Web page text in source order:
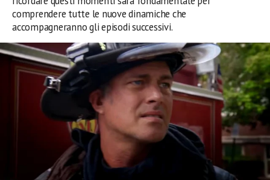
comprendere tutte le nuove dinamiche che
accompagneranno gli episodi successivi.